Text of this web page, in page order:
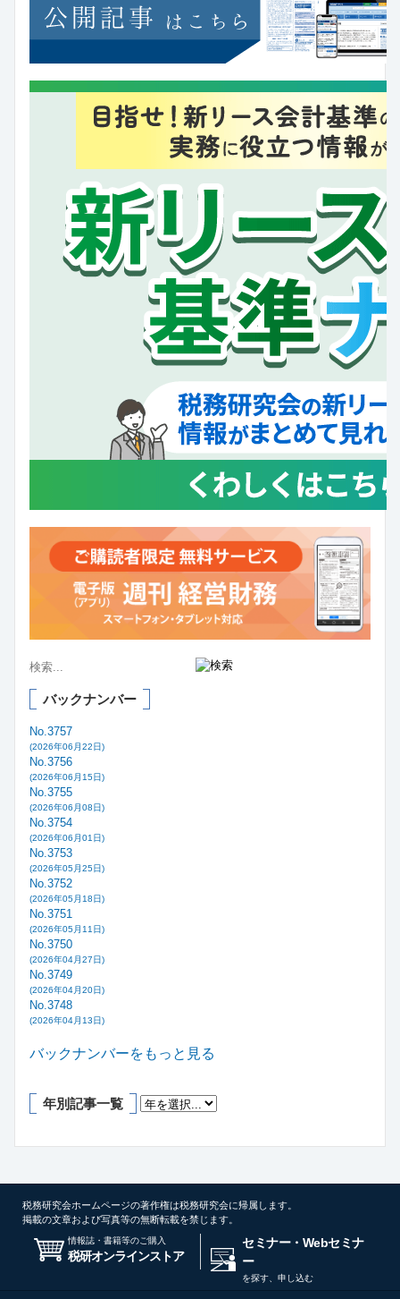
バックナンバー
No.3757
(2026年06月22日)
No.3756
(2026年06月15日)
No.3755
(2026年06月08日)
No.3754
(2026年06月01日)
No.3753
(2026年05月25日)
No.3752
(2026年05月18日)
No.3751
(2026年05月11日)
No.3750
(2026年04月27日)
No.3749
(2026年04月20日)
No.3748
(2026年04月13日)
バックナンバーをもっと見る
年別記事一覧
税務研究会ホームページの著作権は税務研究会に帰属します。
掲載の文章および写真等の無断転載を禁じます。
情報誌・書籍等のご購入
税研オンラインストア
セミナー・Webセミナ
ー
を探す、申し込む